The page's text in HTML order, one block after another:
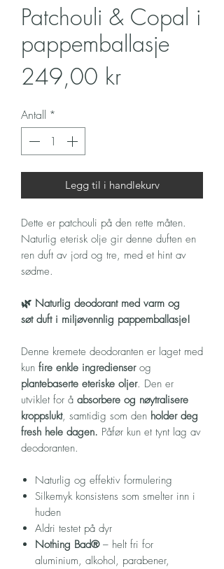
Patchouli & Copal i
pappemballasje
249,00 krPris
Antall *
Legg til i handlekurv
Dette er patchouli på den rette måten.
Naturlig eterisk olje gir denne duften en
ren duft av jord og tre, med et hint av
sødme.
🌿 Naturlig deodorant med varm og
søt duft i miljøvennlig pappemballasje!
Denne kremete deodoranten er laget med
kun fire enkle ingredienserog
plantebaserte eteriske oljer. Den er
utviklet for å absorbere og nøytralisere
kroppslukt, samtidig som den holder deg
fresh hele dagen. Påfør kun et tynt lag av
deodoranten.
Naturlig og effektiv formulering
Silkemyk konsistens som smelter inn i
huden
Aldri testet på dyr
Nothing Bad®– helt fri for
aluminium, alkohol, parabener,